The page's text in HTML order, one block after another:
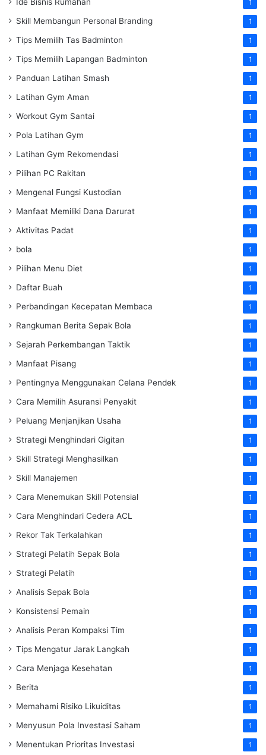
1
Skill Membangun Personal Branding 1
Tips Memilih Tas Badminton 1
Tips Memilih Lapangan Badminton 1
Panduan Latihan Smash 1
Latihan Gym Aman 1
Workout Gym Santai 1
Pola Latihan Gym 1
Latihan Gym Rekomendasi 1
Pilihan PC Rakitan 1
Mengenal Fungsi Kustodian 1
Manfaat Memiliki Dana Darurat 1
Aktivitas Padat 1
bola 1
Pilihan Menu Diet 1
Daftar Buah 1
Perbandingan Kecepatan Membaca 1
Rangkuman Berita Sepak Bola 1
Sejarah Perkembangan Taktik 1
Manfaat Pisang 1
Pentingnya Menggunakan Celana Pendek 1
Cara Memilih Asuransi Penyakit 1
Peluang Menjanjikan Usaha 1
Strategi Menghindari Gigitan 1
Skill Strategi Menghasilkan 1
Skill Manajemen 1
Cara Menemukan Skill Potensial 1
Cara Menghindari Cedera ACL 1
Rekor Tak Terkalahkan 1
Strategi Pelatih Sepak Bola 1
Strategi Pelatih 1
Analisis Sepak Bola 1
Konsistensi Pemain 1
Analisis Peran Kompaksi Tim 1
Tips Mengatur Jarak Langkah 1
Cara Menjaga Kesehatan 1
Berita 1
Memahami Risiko Likuiditas 1
Menyusun Pola Investasi Saham 1
Menentukan Prioritas Investasi 1